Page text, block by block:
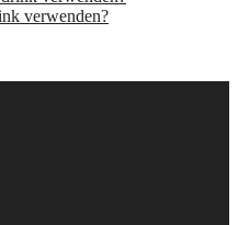
verwenden?